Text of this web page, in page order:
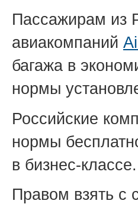
Пассажирам из
авиакомпаний
багажа в
нормы
Российские
нормы
в бизнес-классе.
Правом взять с